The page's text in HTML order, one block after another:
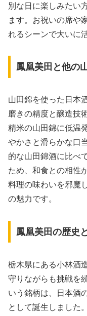
別な日に楽しみたい
ます。お祝いの席や
れるシーンで大いに
鳳凰美田と他の
山田錦を使った日本
磨きの精度と醸造技
精米の山田錦に低温
やかさと滑らかな口
的な山田錦酒に比べ
ため、和食との相性
料理の味わいを邪魔
の魅力です。
鳳凰美田の歴史
栃木県にある小林酒
守りながらも挑戦を
いう銘柄は、日本酒
として誕生しました